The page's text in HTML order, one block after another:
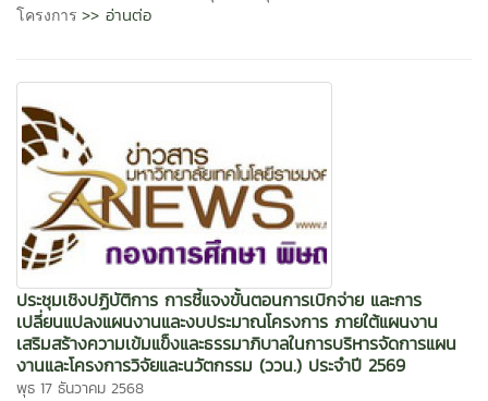
โครงการ >> อ่านต่อ
ประชุมเชิงปฏิบัติการ การชี้แจงขั้นตอนการเบิกจ่าย และการ
เปลี่ยนแปลงแผนงานและงบประมาณโครงการ ภายใต้แผนงาน
เสริมสร้างความเข้มแข็งและธรรมาภิบาลในการบริหารจัดการแผน
งานและโครงการวิจัยและนวัตกรรม (ววน.) ประจำปี 2569
พุธ 17 ธันวาคม 2568